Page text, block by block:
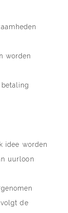
worden
idee worden
uurloon
de